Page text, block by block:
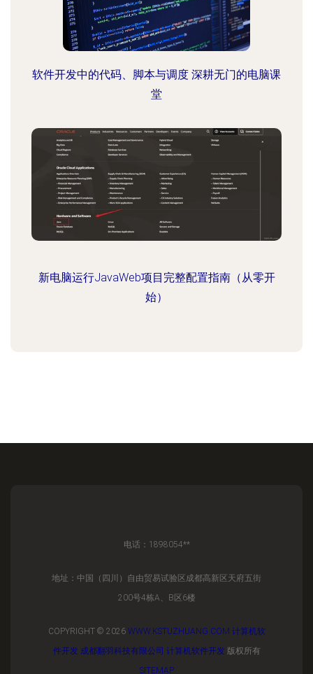
软件开发中的代码、脚本与调度 深耕无门的电脑课
堂
新电脑运行JavaWeb项目完整配置指南（从零开
始）
电话：1898054**
地址：中国（四川）自由贸易试验区成都高新区天府五街
200号4栋A、B区6楼
COPYRIGHT © 2026 WWW.KSTUZHUANG.COM 计算机软
件开发 成都翻羽科技有限公司 计算机软件开发 版权所有
SITEMAP